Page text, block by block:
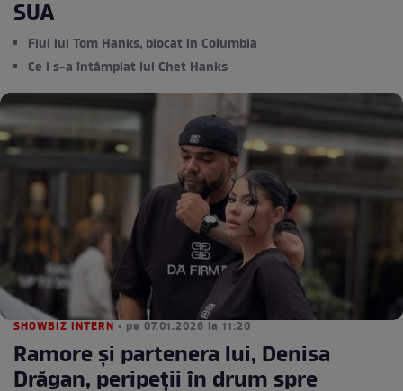
SUA
Fiul lui Tom Hanks, blocat în Columbia
Ce i s-a întâmplat lui Chet Hanks
SHOWBIZ INTERN • pe 07.01.2026 la 11:20
Ramore și partenera lui, Denisa
Drăgan, peripeții în drum spre